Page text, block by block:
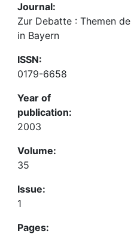
Journal:
Zur Debatte : Themen
in Bayern
ISSN:
0179-6658
Year of
publication:
2003
Volume:
35
Issue:
1
Pages: